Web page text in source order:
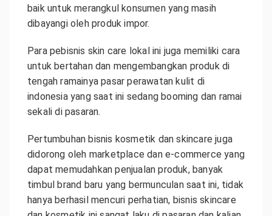
baik untuk merangkul konsumen yang masih
dibayangi oleh produk impor.
Para pebisnis skin care lokal ini juga memiliki cara
untuk bertahan dan mengembangkan produk di
tengah ramainya pasar perawatan kulit di
indonesia yang saat ini sedang booming dan ramai
sekali di pasaran.
Pertumbuhan bisnis kosmetik dan skincare juga
didorong oleh marketplace dan e-commerce yang
dapat memudahkan penjualan produk, banyak
timbul brand baru yang bermunculan saat ini, tidak
hanya berhasil mencuri perhatian, bisnis skincare